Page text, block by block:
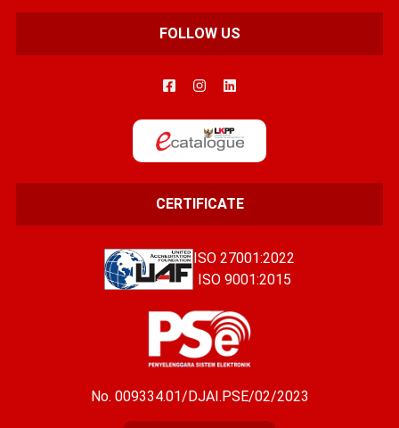
FOLLOW US
CERTIFICATE
ISO 27001:2022
ISO 9001:2015
No. 009334.01/DJAI.PSE/02/2023